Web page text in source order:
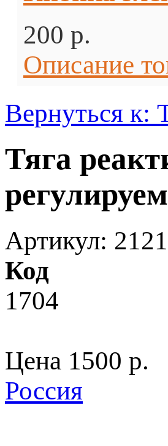
200 p.
Описание
Вернуться к:
Тяга
Артикул:
Код
1704
Цена 1500 p.
Россия